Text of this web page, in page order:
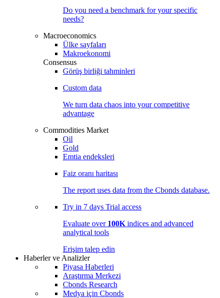
Do you need a benchmark for your specific
needs?
Macroeconomics
Ülke sayfaları
Makroekonomi
Consensus
Görüş birliği tahminleri
Custom data
We turn data chaos into your competitive
advantage
Commodities Market
Oil
Gold
Emtia endeksleri
Faiz oranı haritası
The report uses data from the Cbonds database.
Try in 7 days Trial access
Evaluate over 100K indices and advanced
analytical tools
Erişim talep edin
Haberler ve Analizler
Piyasa Haberleri
Araştırma Merkezi
Cbonds Research
Medya için Cbonds